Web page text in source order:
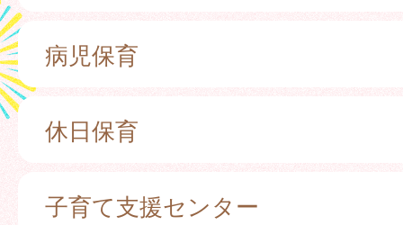
病児保育
休日保育
子育て支援センター